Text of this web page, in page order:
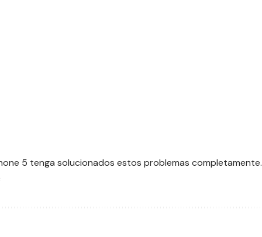
5 tenga solucionados estos problemas completamente.